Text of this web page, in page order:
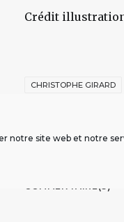
notre site web et notre
Crédit
CHRISTOPHE GIRARD
COMMENTAIRE(S)